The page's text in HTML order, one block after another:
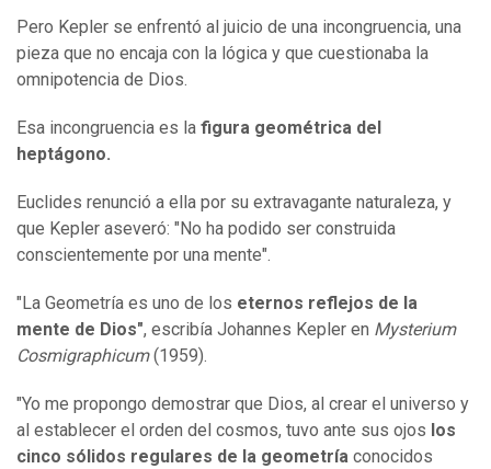
Pero Kepler se enfrentó al juicio de una incongruencia, una
pieza que no encaja con la lógica y que cuestionaba la
omnipotencia de Dios.
Esa incongruencia es la figura geométrica del
heptágono.
Euclides renunció a ella por su extravagante naturaleza, y
que Kepler aseveró: "No ha podido ser construida
conscientemente por una mente".
"La Geometría es uno de los eternos reflejos de la
mente de Dios", escribía Johannes Kepler en Mysterium
Cosmigraphicum(1959).
"Yo me propongo demostrar que Dios, al crear el universo y
al establecer el orden del cosmos, tuvo ante sus ojos los
cinco sólidos regulares de la geometría conocidos